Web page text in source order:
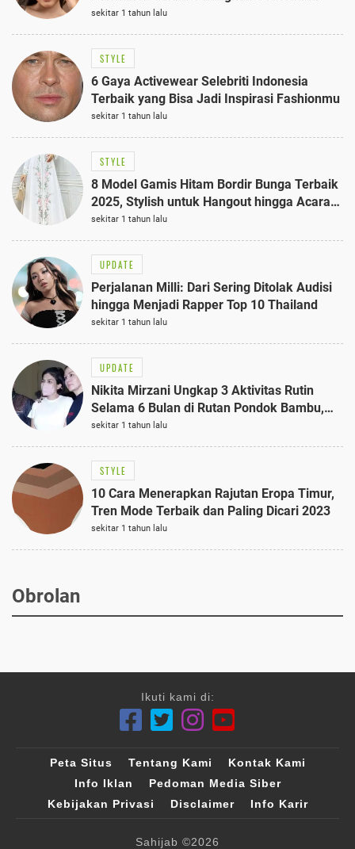
sekitar 1 tahun lalu
STYLE
6 Gaya Activewear Selebriti Indonesia
Terbaik yang Bisa Jadi Inspirasi Fashionmu
sekitar 1 tahun lalu
STYLE
8 Model Gamis Hitam Bordir Bunga Terbaik
2025, Stylish untuk Hangout hingga Acara
Semi-Formal
sekitar 1 tahun lalu
UPDATE
Perjalanan Milli: Dari Sering Ditolak Audisi
hingga Menjadi Rapper Top 10 Thailand
sekitar 1 tahun lalu
UPDATE
Nikita Mirzani Ungkap 3 Aktivitas Rutin
Selama 6 Bulan di Rutan Pondok Bambu,
Terungkap!
sekitar 1 tahun lalu
STYLE
10 Cara Menerapkan Rajutan Eropa Timur,
Tren Mode Terbaik dan Paling Dicari 2023
sekitar 1 tahun lalu
Obrolan
Ikuti kami di:
Peta Situs Tentang Kami
Kontak Kami
Info Iklan
Pedoman Media Siber
Kebijakan Privasi
Disclaimer Info Karir
Sahijab ©2026